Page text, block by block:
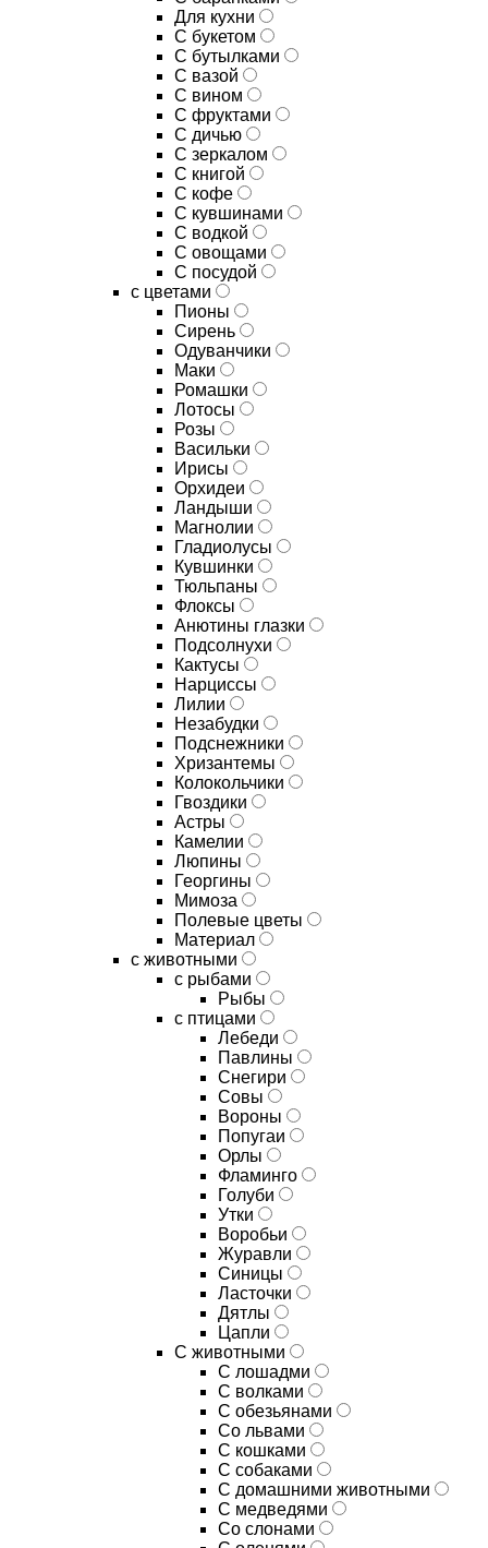
Для кухни
C букетом
C бутылками
C вазой
C вином
C фруктами
C дичью
C зеркалом
C книгой
C кофе
C кувшинами
C водкой
C овощами
C посудой
с цветами
Пионы
Сирень
Одуванчики
Маки
Ромашки
Лотосы
Розы
Васильки
Ирисы
Орхидеи
Ландыши
Магнолии
Гладиолусы
Кувшинки
Тюльпаны
Флоксы
Анютины глазки
Подсолнухи
Кактусы
Нарциссы
Лилии
Незабудки
Подснежники
Хризантемы
Колокольчики
Гвоздики
Астры
Камелии
Люпины
Георгины
Мимоза
Полевые цветы
Материал
с животными
с рыбами
Рыбы
с птицами
Лебеди
Павлины
Снегири
Совы
Вороны
Попугаи
Орлы
Фламинго
Голуби
Утки
Воробьи
Журавли
Синицы
Ласточки
Дятлы
Цапли
С животными
С лошадми
С волками
С обезьянами
Со львами
С кошками
С собаками
С домашними животными
С медведями
Со слонами